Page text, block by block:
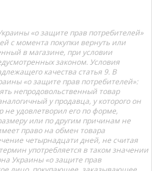
«о защите прав потребителей»
с момента покупки вернуть или
в магазине, при условии
законом. Условия
качества статья 9. В
«о защите прав потребителей»:
непродовольственный товар
у продавца, у которого он
не удовлетворил его по форме,
или по другим причинам не
право на обмен товара
четырнадцати дней, не считая
употребляется в таком значении
Украины «о защите прав